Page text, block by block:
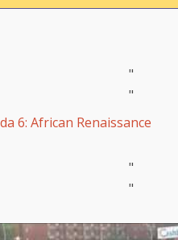
"
"
6: African Renaissance
"
"